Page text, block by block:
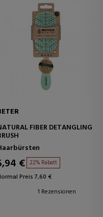
FIBER DETANGLING
€ 22% Rabatt
Preis 7,60 €
1 Rezensionen